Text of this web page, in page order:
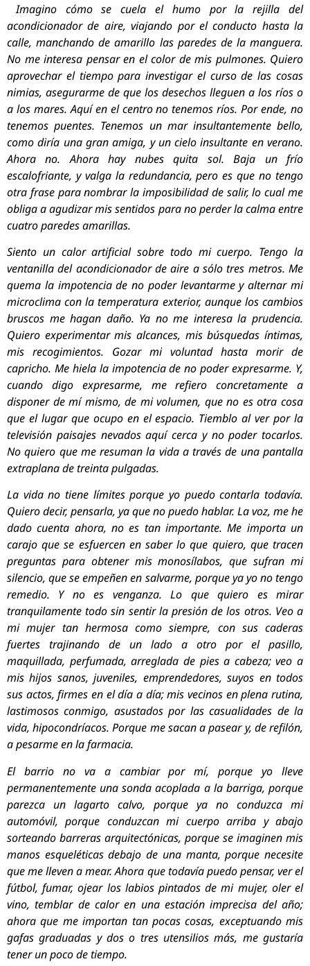
Imagino cómo se cuela el humo por la rejilla del
acondicionador de aire, viajando por el conducto hasta la
calle, manchando de amarillo las paredes de la manguera.
No me interesa pensar en el color de mis pulmones. Quiero
aprovechar el tiempo para investigar el curso de las cosas
nimias, asegurarme de que los desechos lleguen a los ríos o
a los mares. Aquí en el centro no tenemos ríos. Por ende, no
tenemos puentes. Tenemos un mar insultantemente bello,
como diría una gran amiga, y un cielo insultante en verano.
Ahora no. Ahora hay nubes quita sol. Baja un frío
escalofriante, y valga la redundancia, pero es que no tengo
otra frase para nombrar la imposibilidad de salir, lo cual me
obliga a agudizar mis sentidos para no perder la calma entre
cuatro paredes amarillas.
Siento un calor artificial sobre todo mi cuerpo. Tengo la
ventanilla del acondicionador de aire a sólo tres metros. Me
quema la impotencia de no poder levantarme y alternar mi
microclima con la temperatura exterior, aunque los cambios
bruscos me hagan daño. Ya no me interesa la prudencia.
Quiero experimentar mis alcances, mis búsquedas íntimas,
mis recogimientos. Gozar mi voluntad hasta morir de
capricho. Me hiela la impotencia de no poder expresarme. Y,
cuando digo expresarme, me refiero concretamente a
disponer de mí mismo, de mi volumen, que no es otra cosa
que el lugar que ocupo en el espacio. Tiemblo al ver por la
televisión paisajes nevados aquí cerca y no poder tocarlos.
No quiero que me resuman la vida a través de una pantalla
extraplana de treinta pulgadas.
La vida no tiene límites porque yo puedo contarla todavía.
Quiero decir, pensarla, ya que no puedo hablar. La voz, me he
dado cuenta ahora, no es tan importante. Me importa un
carajo que se esfuercen en saber lo que quiero, que tracen
preguntas para obtener mis monosílabos, que sufran mi
silencio, que se empeñen en salvarme, porque ya yo no tengo
remedio. Y no es venganza. Lo que quiero es mirar
tranquilamente todo sin sentir la presión de los otros. Veo a
mi mujer tan hermosa como siempre, con sus caderas
fuertes trajinando de un lado a otro por el pasillo,
maquillada, perfumada, arreglada de pies a cabeza; veo a
mis hijos sanos, juveniles, emprendedores, suyos en todos
sus actos, firmes en el día a día; mis vecinos en plena rutina,
lastimosos conmigo, asustados por las casualidades de la
vida, hipocondríacos. Porque me sacan a pasear y, de refilón,
a pesarme en la farmacia.
El barrio no va a cambiar por mí, porque yo lleve
permanentemente una sonda acoplada a la barriga, porque
parezca un lagarto calvo, porque ya no conduzca mi
automóvil, porque conduzcan mi cuerpo arriba y abajo
sorteando barreras arquitectónicas, porque se imaginen mis
manos esqueléticas debajo de una manta, porque necesite
que me lleven a mear. Ahora que todavía puedo pensar, ver el
fútbol, fumar, ojear los labios pintados de mi mujer, oler el
vino, temblar de calor en una estación imprecisa del año;
ahora que me importan tan pocas cosas, exceptuando mis
gafas graduadas y dos o tres utensilios más, me gustaría
tener un poco de tiempo.